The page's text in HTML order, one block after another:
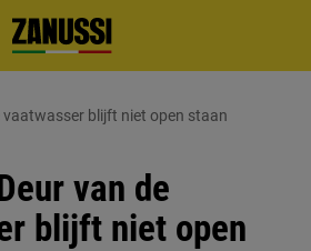
vaatwasser blijft niet open staan
van de
blijft niet open